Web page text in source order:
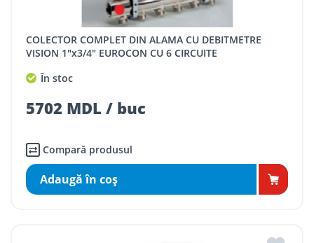
COLECTOR COMPLET DIN ALAMA CU DEBITMETRE
VISION 1"x3/4" EUROCON CU 6 CIRCUITE
În stoc
5702 MDL / buc
Compară produsul
Adaugă în coş